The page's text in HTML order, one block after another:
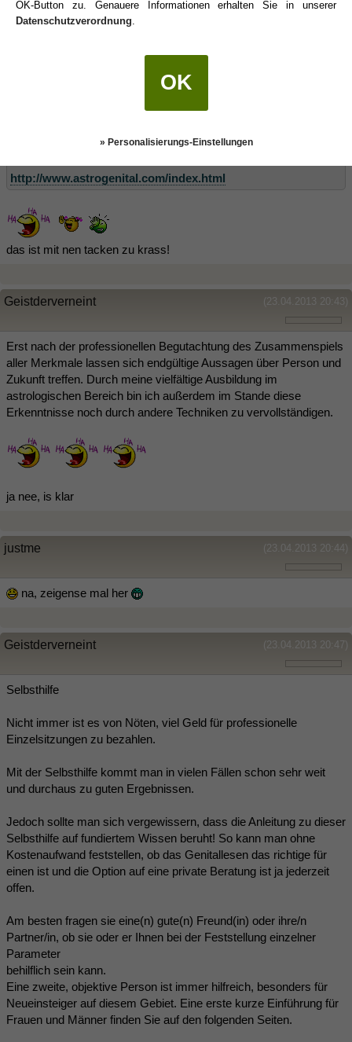
wo surfst Du denn umher
http://www.astrogenital.com/index.html
das ist mit nen tacken zu krass!
(23.04.2013 20:43)
Geistderverneint
Erst nach der professionellen Begutachtung des Zusammenspiels
aller Merkmale lassen sich endgültige Aussagen über Person und
Zukunft treffen. Durch meine vielfältige Ausbildung im
astrologischen Bereich bin ich außerdem im Stande diese
Erkenntnisse noch durch andere Techniken zu vervollständigen.
ja nee, is klar
(23.04.2013 20:44)
justme
na, zeigense mal her
(23.04.2013 20:47)
Geistderverneint
Selbsthilfe
Nicht immer ist es von Nöten, viel Geld für professionelle
Einzelsitzungen zu bezahlen.
Mit der Selbsthilfe kommt man in vielen Fällen schon sehr weit
und durchaus zu guten Ergebnissen.
Jedoch sollte man sich vergewissern, dass die Anleitung zu dieser
Selbsthilfe auf fundiertem Wissen beruht! So kann man ohne
Kostenaufwand feststellen, ob das Genitallesen das richtige für
einen ist und die Option auf eine private Beratung ist ja jederzeit
offen.
Am besten fragen sie eine(n) gute(n) Freund(in) oder ihre/n
Partner/in, ob sie oder er Ihnen bei der Feststellung einzelner
Parameter
behilflich sein kann.
Eine zweite, objektive Person ist immer hilfreich, besonders für
Neueinsteiger auf diesem Gebiet. Eine erste kurze Einführung für
Frauen und Männer finden Sie auf den folgenden Seiten.
OK-Button zu. Genauere Informationen erhalten Sie in unserer
Datenschutzverordnung
OK
» Personalisierungs-Einstellungen